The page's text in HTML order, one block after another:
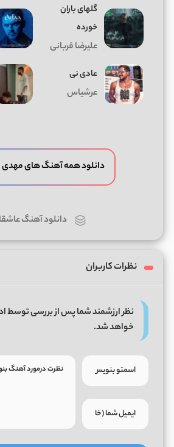
گلهای باران
خورده
علیرضا قربانی
عادی نی
عرشیاس
دانلود همه آهنگ های مهدی
دانلود آهنگ
نظرات کاربران
نظر ارزشمند شما پس از بررسی توسط
خواهد شد.